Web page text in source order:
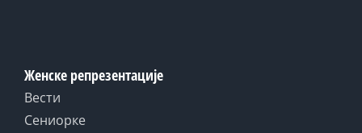
Женске репрезентације
Вести
Сениорке